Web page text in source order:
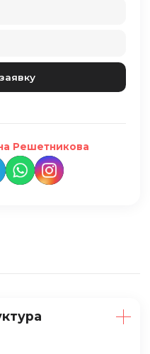
Решетникова